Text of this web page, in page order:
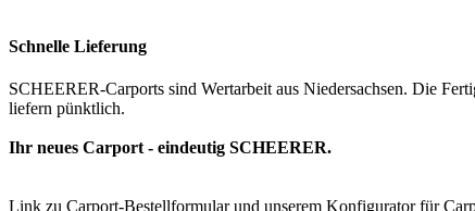
Schnelle Lieferung
SCHEERER-Carports sind Wertarbeit aus Niedersachsen. Die
liefern pünktlich.
Ihr neues Carport - eindeutig SCHEERER.
Link zu Carport-Bestellformular und unserem Konfigurator für